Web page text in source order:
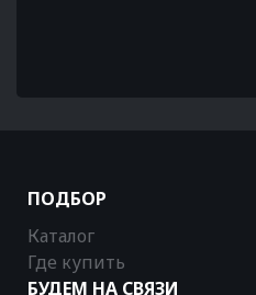
ПОДБОР
Каталог
Где купить
БУДЕМ НА СВЯЗИ